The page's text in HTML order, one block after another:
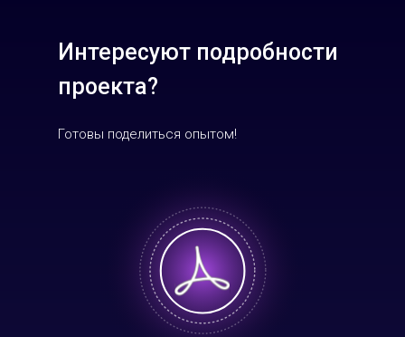
Интересуют подробности
проекта?
Готовы поделиться опытом!